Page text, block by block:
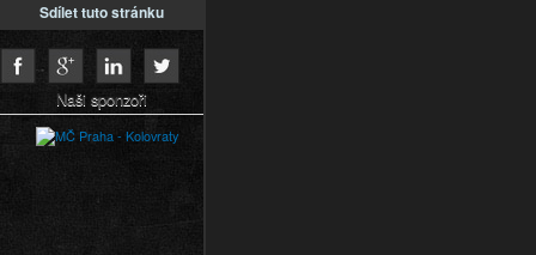
Sdílet tuto stránku
Naši sponzoři